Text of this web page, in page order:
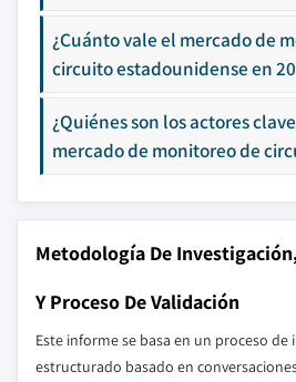
¿Cuánto vale el mercado de
circuito estadounidense en
¿Quiénes son los actores
mercado de monitoreo de
Metodología De
Y Proceso De Validación
Este informe se basa en un proceso de
estructurado basado en